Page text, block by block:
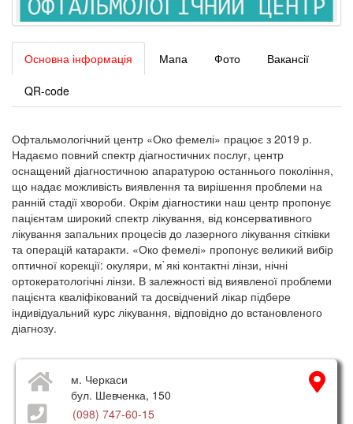
Основна інформація Мапа Фото Вакансії
QR-code
Офтальмологічний центр «Око фемелі» працює з 2019 р.
Надаємо повний спектр діагностичних послуг, центр
оснащений діагностичною апаратурою останнього покоління,
що надає можливість виявлення та вирішення проблеми на
ранній стадії хвороби. Окрім діагностики наш центр пропонує
пацієнтам широкий спектр лікування, від консервативного
лікування запальних процесів до лазерного лікування сітківки
та операцій катаракти. «Око фемелі» пропонує великий вибір
оптичної корекції: окуляри, м`які контактні лінзи, нічні
ортокератологічні лінзи. В залежності від виявленої проблеми
пацієнта кваліфікований та досвідчений лікар підбере
індивідуальний курс лікування, відповідно до встановленого
діагнозу.
м. Черкаси
бул. Шевченка, 150
(098) 747-60-15